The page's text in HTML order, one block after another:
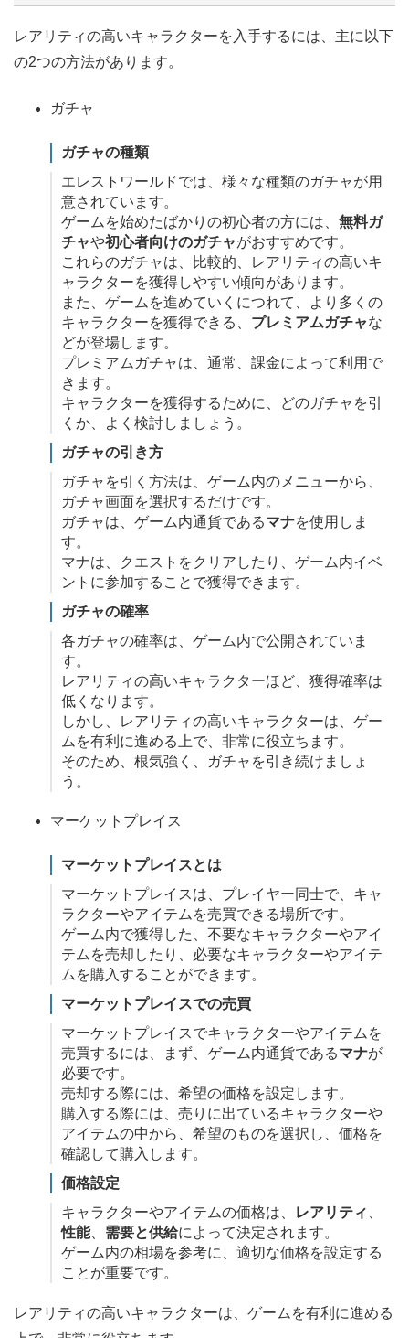
レアリティの高いキャラクターを入手するには、主に以下
の2つの方法があります。
ガチャ
ガチャの種類
エレストワールドでは、様々な種類のガチャが用
意されています。
ゲームを始めたばかりの初心者の方には、 無料ガ
チャや初心者向けのガチャがおすすめです。
これらのガチャは、比較的、レアリティの高いキ
ャラクターを獲得しやすい傾向があります。
また、ゲームを進めていくにつれて、より多くの
キャラクターを獲得できる、 プレミアムガチャな
どが登場します。
プレミアムガチャは、通常、課金によって利用で
きます。
キャラクターを獲得するために、どのガチャを引
くか、よく検討しましょう。
ガチャの引き方
ガチャを引く方法は、ゲーム内のメニューから、
ガチャ画面を選択するだけです。
ガチャは、ゲーム内通貨であるマナを使用しま
す。
マナは、クエストをクリアしたり、ゲーム内イベ
ントに参加することで獲得できます。
ガチャの確率
各ガチャの確率は、ゲーム内で公開されていま
す。
レアリティの高いキャラクターほど、獲得確率は
低くなります。
しかし、レアリティの高いキャラクターは、ゲー
ムを有利に進める上で、非常に役立ちます。
そのため、根気強く、ガチャを引き続けましょ
う。
マーケットプレイス
マーケットプレイスとは
マーケットプレイスは、プレイヤー同士で、キャ
ラクターやアイテムを売買できる場所です。
ゲーム内で獲得した、不要なキャラクターやアイ
テムを売却したり、必要なキャラクターやアイテ
ムを購入することができます。
マーケットプレイスでの売買
マーケットプレイスでキャラクターやアイテムを
売買するには、まず、ゲーム内通貨であるマナが
必要です。
売却する際には、希望の価格を設定します。
購入する際には、売りに出ているキャラクターや
アイテムの中から、希望のものを選択し、価格を
確認して購入します。
価格設定
キャラクターやアイテムの価格は、
レアリティ
性能、 需要と供給によって決定されます。
ゲーム内の相場を参考に、適切な価格を設定する
ことが重要です。
レアリティの高いキャラクターは、ゲームを有利に進める